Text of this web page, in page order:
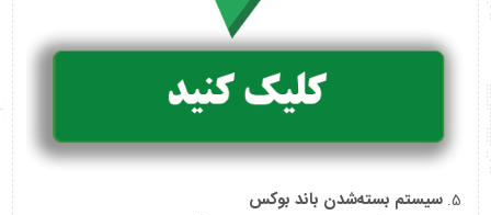
سیستم بسته‌شدن باند بوکس